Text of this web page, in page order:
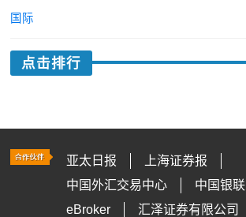
国际
点击排行
亚太日报
上海证券报
中国外汇交易中心
中国银联
eBroker
汇泽证券有限公司